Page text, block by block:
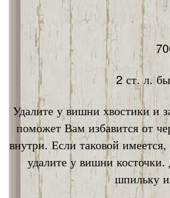
2 ст. л.
Удалите у вишни хвостики и
поможет Вам избавится от
внутри. Если таковой
удалите у вишни
шпильку